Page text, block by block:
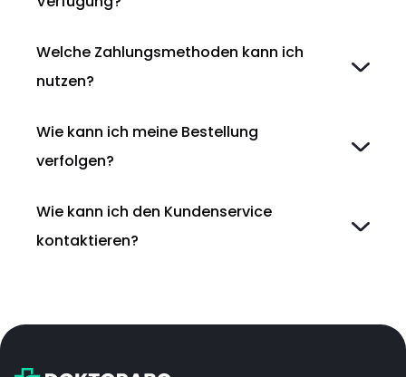
Welche Zahlungsmethoden kann ich
nutzen?
Wie kann ich meine Bestellung
verfolgen?
Wie kann ich den Kundenservice
kontaktieren?